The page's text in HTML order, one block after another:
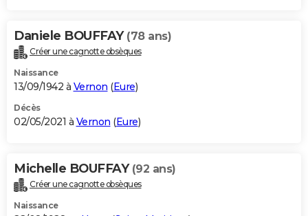
Daniele BOUFFAY (78 ans)
Créer une cagnotte obsèques
Naissance
13/09/1942 à Vernon (Eure)
Décès
02/05/2021 à Vernon (Eure)
Michelle BOUFFAY (92 ans)
Créer une cagnotte obsèques
Naissance